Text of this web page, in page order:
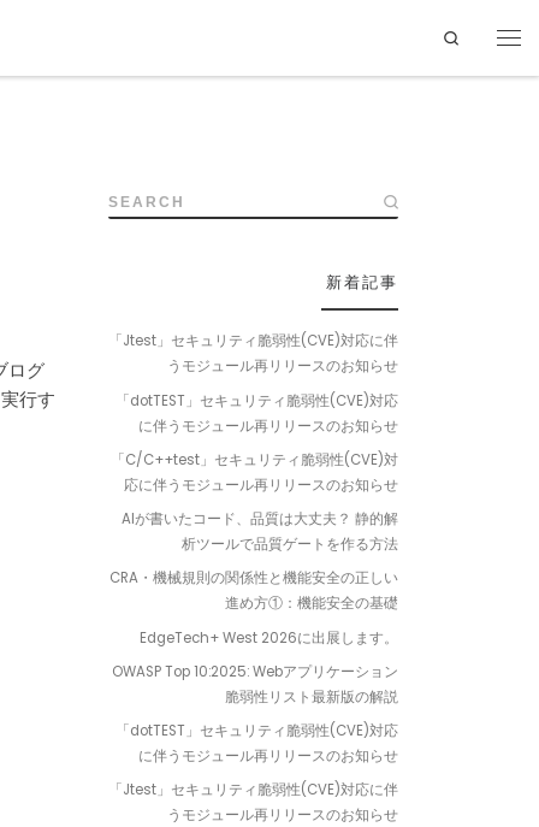
Search
ログ
行す
SEARCH
新着記事
「Jtest」セキュリティ脆弱性(CVE)対応に伴
うモジュール再リリースのお知らせ
「dotTEST」セキュリティ脆弱性(CVE)対応
に伴うモジュール再リリースのお知らせ
「C/C++test」セキュリティ脆弱性(CVE)対
応に伴うモジュール再リリースのお知らせ
AIが書いたコード、品質は大丈夫？ 静的解
析ツールで品質ゲートを作る方法
CRA・機械規則の関係性と機能安全の正しい
進め方①：機能安全の基礎
EdgeTech+ West 2026に出展します。
OWASP Top 10:2025: Webアプリケーション
脆弱性リスト最新版の解説
「dotTEST」セキュリティ脆弱性(CVE)対応
に伴うモジュール再リリースのお知らせ
「Jtest」セキュリティ脆弱性(CVE)対応に伴
うモジュール再リリースのお知らせ